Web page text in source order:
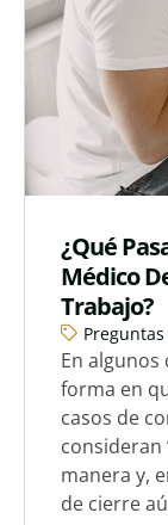
¿Qué
Médico
Trabajo?
En algunos
forma en
casos de
consideran
manera y,
de cierre